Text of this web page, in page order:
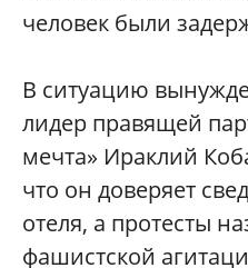
человек были
В ситуацию
лидер правящей
мечта» Ираклий
что он доверяет
отеля, а протесты
фашистской